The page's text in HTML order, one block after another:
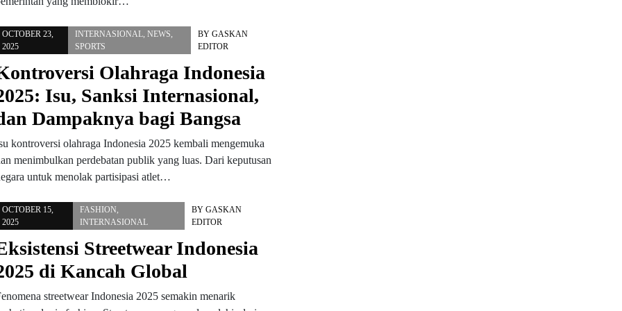
OCTOBER 23,
2025
INTERNASIONAL, NEWS,
SPORTS
BY GASKAN
EDITOR
Olahraga Indonesia
Isu, Sanksi Internasional,
Dampaknya bagi Bangsa
kontroversi olahraga Indonesia 2025 kembali mengemuka
menimbulkan perdebatan publik yang luas. Dari keputusan
untuk menolak partisipasi atlet…
OCTOBER 15,
2025
FASHION,
INTERNASIONAL
BYGASKAN
EDITOR
Streetwear Indonesia
di Kancah Global
streetwear Indonesia 2025 semakin menarik